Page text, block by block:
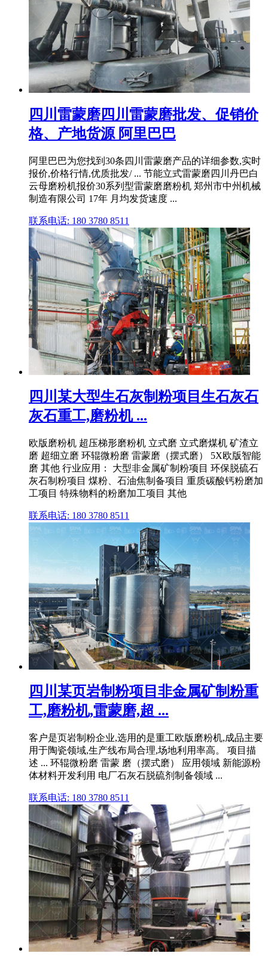
四川雷蒙磨四川雷蒙磨批发、促销价
格、产地货源 阿里巴巴
阿里巴巴为您找到30条四川雷蒙磨产品的详细参数,实时
报价,价格行情,优质批发/ ... 节能立式雷蒙磨四川丹巴白
云母磨粉机报价30系列型雷蒙磨磨粉机 郑州市中州机械
制造有限公司 17年 月均发货速度 ...
联系电话: 180 3780 8511
四川某大型生石灰制粉项目生石灰石
灰石重工,磨粉机 ...
欧版磨粉机 超压梯形磨粉机 立式磨 立式磨煤机 矿渣立
磨 超细立磨 环辊微粉磨 雷蒙磨（摆式磨） 5X欧版智能
磨 其他 行业应用： 大型非金属矿制粉项目 环保脱硫石
灰石制粉项目 煤粉、石油焦制备项目 重质碳酸钙粉磨加
工项目 特殊物料的粉磨加工项目 其他
联系电话: 180 3780 8511
四川某页岩制粉项目非金属矿制粉重
工,磨粉机,雷蒙磨,超 ...
客户是页岩制粉企业,选用的是重工欧版磨粉机,成品主要
用于陶瓷领域,生产线布局合理,场地利用率高。 项目描
述 ... 环辊微粉磨 雷蒙 磨（摆式磨） 应用领域 新能源粉
体材料开发利用 电厂石灰石脱硫剂制备领域 ...
联系电话: 180 3780 8511